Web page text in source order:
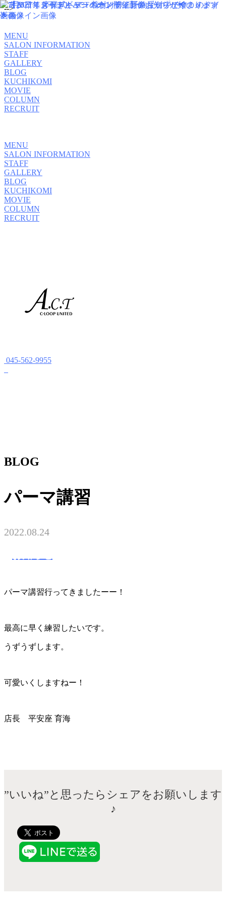
-->
MENU
SALON INFORMATION
STAFF
GALLERY
BLOG
KUCHIKOMI
MOVIE
COLUMN
RECRUIT
MENU
SALON INFORMATION
STAFF
GALLERY
BLOG
KUCHIKOMI
MOVIE
COLUMN
RECRUIT
045-562-9955
BLOG
パーマ講習
2022.08.24
パーマ講習行ってきましたーー！
最高に早く練習したいです。
うずうずします。
可愛いくしますねー！
店長 平安座 育海
”いいね”と思ったらシェアをお願いします
♪